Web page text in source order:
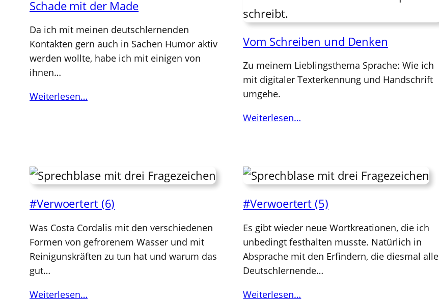
Schade mit der Made
Da ich mit meinen deutschlernenden
Kontakten gern auch in Sachen Humor aktiv
werden wollte, habe ich mit einigen von
ihnen…
Weiterlesen…
Vom Schreiben und Denken
Zu meinem Lieblingsthema Sprache: Wie ich
mit digitaler Texterkennung und Handschrift
umgehe.
Weiterlesen…
#Verwoertert (6)
Was Costa Cordalis mit den verschiedenen
Formen von gefrorenem Wasser und mit
Reinigunskräften zu tun hat und warum das
gut…
Weiterlesen…
#Verwoertert (5)
Es gibt wieder neue Wortkreationen, die ich
unbedingt festhalten musste. Natürlich in
Absprache mit den Erfindern, die diesmal alle
Deutschlernende…
Weiterlesen…